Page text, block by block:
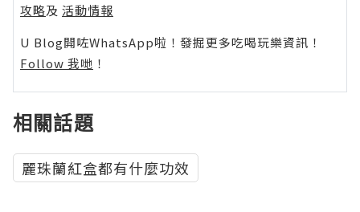
攻略及 活動情報
U Blog開咗WhatsApp啦！發掘更多吃喝玩樂資訊！
Follow 我哋 ！
相關話題
麗珠蘭紅盒都有什麼功效